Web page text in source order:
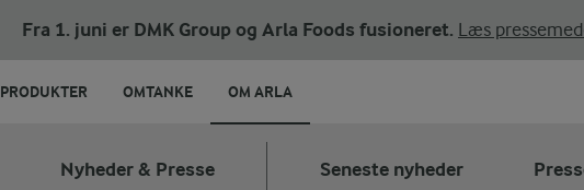
Fra 1. juni er DMK Group og Arla Foods fusioneret. Læs
PRODUKTER OMTANKE OM ARLA
Nyheder & Presse Seneste nyheder